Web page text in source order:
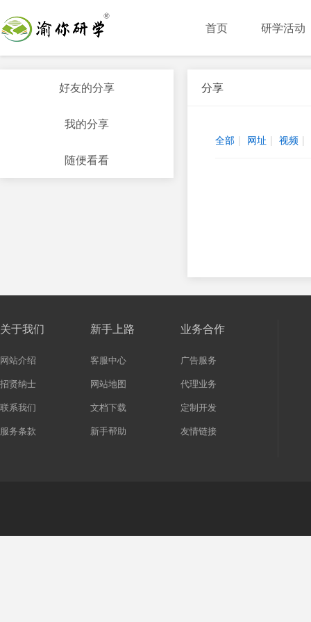
首页 研学活动
好友的分享
我的分享
随便看看
分享
全部 | 网址 | 视频 |
关于我们
网站介绍
招贤纳士
联系我们
服务条款
新手上路
客服中心
网站地图
文档下载
新手帮助
业务合作
广告服务
代理业务
定制开发
友情链接